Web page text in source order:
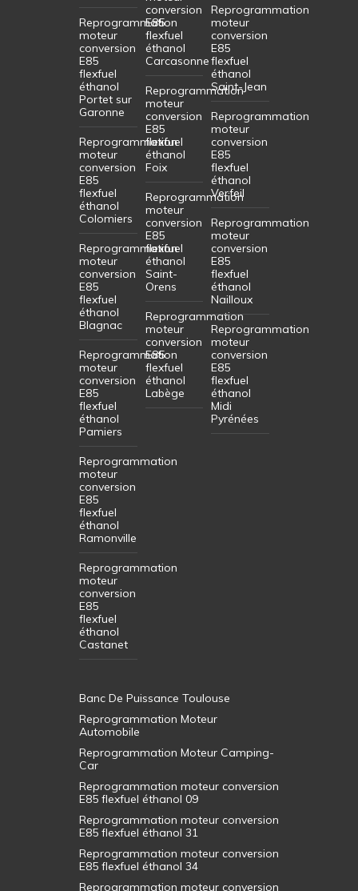
Reprogrammation
moteur
conversion
E85
flexfuel
éthanol
Portet sur
Garonne
Reprogrammation
moteur
conversion
E85
flexfuel
éthanol
Colomiers
Reprogrammation
moteur
conversion
E85
flexfuel
éthanol
Blagnac
Reprogrammation
moteur
conversion
E85
flexfuel
éthanol
Pamiers
Reprogrammation
moteur
conversion
E85
flexfuel
éthanol
Ramonville
Reprogrammation
moteur
conversion
E85
flexfuel
éthanol
Castanet
conversion
E85
flexfuel
éthanol
Carcasonne
Reprogrammation
moteur
conversion
E85
flexfuel
éthanol
Foix
Reprogrammation
moteur
conversion
E85
flexfuel
éthanol
Saint-
Orens
Reprogrammation
moteur
conversion
E85
flexfuel
éthanol
Labège
Reprogrammation
moteur
conversion
E85
flexfuel
éthanol
Saint-Jean
Reprogrammation
moteur
conversion
E85
flexfuel
éthanol
Verfeil
Reprogrammation
moteur
conversion
E85
flexfuel
éthanol
Nailloux
Reprogrammation
moteur
conversion
E85
flexfuel
éthanol
Midi
Pyrénées
Banc De Puissance Toulouse
Reprogrammation Moteur
Automobile
Reprogrammation Moteur Camping-
Car
Reprogrammation moteur conversion
E85 flexfuel éthanol 09
Reprogrammation moteur conversion
E85 flexfuel éthanol 31
Reprogrammation moteur conversion
E85 flexfuel éthanol 34
Reprogrammation moteur conversion